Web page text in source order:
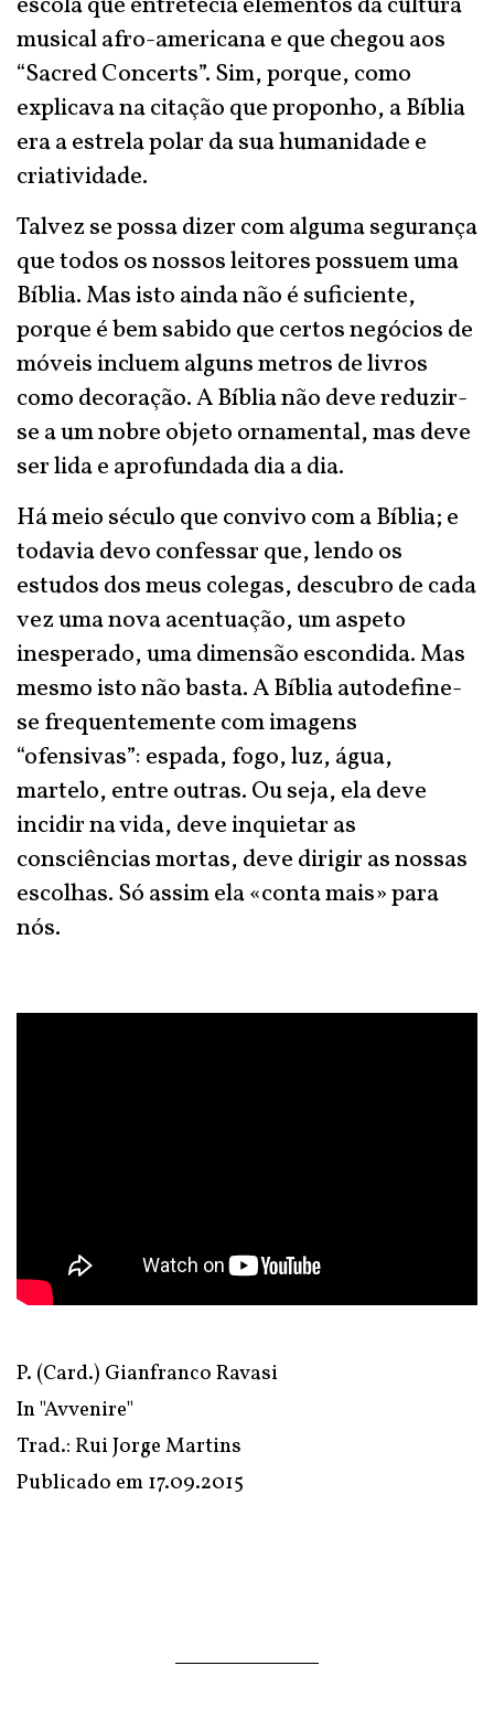
musical afro-americana e que chegou aos
“Sacred Concerts”. Sim, porque, como
explicava na citação que proponho, a Bíblia
era a estrela polar da sua humanidade e
criatividade.
Talvez se possa dizer com alguma segurança
que todos os nossos leitores possuem uma
Bíblia. Mas isto ainda não é suficiente,
porque é bem sabido que certos negócios de
móveis incluem alguns metros de livros
como decoração. A Bíblia não deve reduzir-
se a um nobre objeto ornamental, mas deve
ser lida e aprofundada dia a dia.
Há meio século que convivo com a Bíblia; e
todavia devo confessar que, lendo os
estudos dos meus colegas, descubro de cada
vez uma nova acentuação, um aspeto
inesperado, uma dimensão escondida. Mas
mesmo isto não basta. A Bíblia autodefine-
se frequentemente com imagens
“ofensivas”: espada, fogo, luz, água,
martelo, entre outras. Ou seja, ela deve
incidir na vida, deve inquietar as
consciências mortas, deve dirigir asnossas
escolhas. Só assim ela «conta mais» para
nós.
P. (Card.) Gianfranco Ravasi
In"Avvenire"
Trad.: Rui Jorge Martins
Publicado em17.09.2015